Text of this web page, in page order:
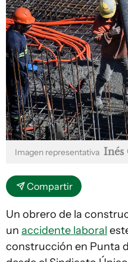
Imagen representativa Inés
Compartir
Un obrero de la
un accidente laboral
construcción en Punta